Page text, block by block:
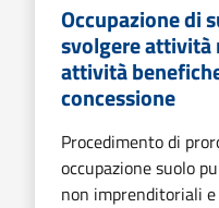
Occupazione di
svolgere
attività
concessione
Procedimento di
occupazione suolo
non imprenditoriali